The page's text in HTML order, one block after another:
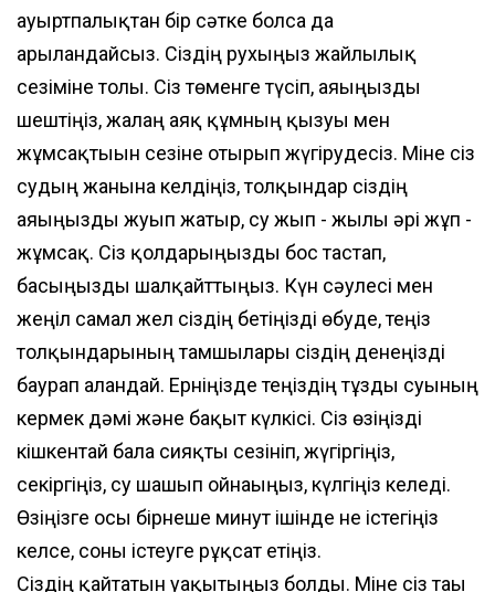
ауыртпалықтан бір сәтке болса да
арылғандайсыз. Сіздің рухыңыз жайлылық
сезіміне толы. Сіз төменге түсіп, аяғыңызды
шештіңіз, жалаң аяқ құмның қызуы мен
жұмсақтығын сезіне отырып жүгірудесіз. Міне сіз
судың жанына келдіңіз, толқындар сіздің
аяғыңызды жуып жатыр, су жып - жылы әрі жұп -
жұмсақ. Сіз қолдарыңызды бос тастап,
басыңызды шалқайттыңыз. Күн сәулесі мен
жеңіл самал жел сіздің бетіңізді өбуде, теңіз
толқындарының тамшылары сіздің денеңізді
баурап алғандай. Ерніңізде теңіздің тұзды суының
кермек дәмі және бақыт күлкісі. Сіз өзіңізді
кішкентай бала сияқты сезініп, жүгіргіңіз,
секіргіңіз, су шашып ойнағыңыз, күлгіңіз келеді.
Өзіңізге осы бірнеше минут ішінде не істегіңіз
келсе, соны істеуге рұқсат етіңіз.
Сіздің қайтатын уақытыңыз болды. Міне сіз тағы